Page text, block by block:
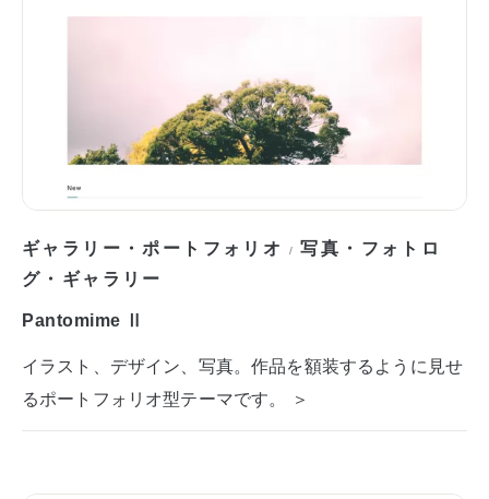
ギャラリー・ポートフォリオ /写真・フォトロ
グ・ギャラリー
Pantomime Ⅱ
イラスト、デザイン、写真。作品を額装するように見せ
るポートフォリオ型テーマです。 ＞